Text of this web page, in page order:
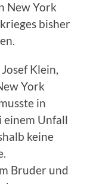
New York
bisher
Klein,
York
in
einem Unfall
keine
Bruder und